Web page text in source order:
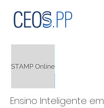
Ensino Inteligente em